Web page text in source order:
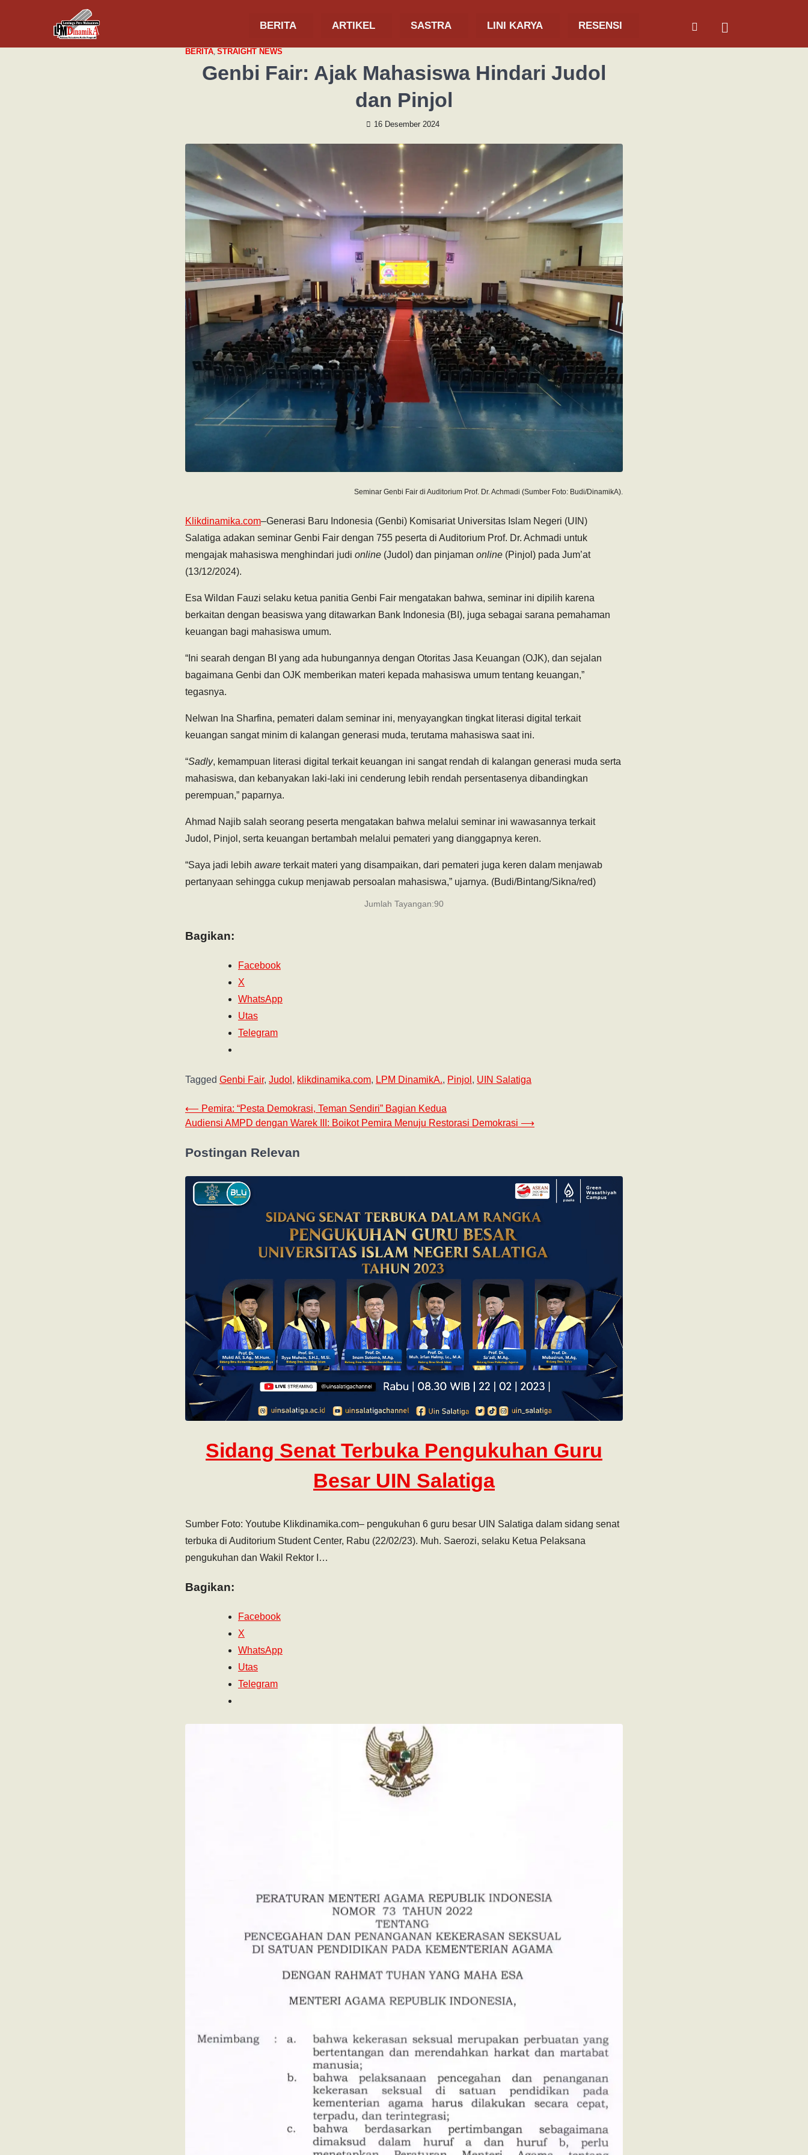
BERITA ARTIKEL SASTRA LINI KARYA RESENSI
BERITA, STRAIGHT NEWS
Genbi Fair: Ajak Mahasiswa Hindari Judol
dan Pinjol
16 Desember 2024
Seminar Genbi Fair di Auditorium Prof. Dr. Achmadi (Sumber Foto: Budi/DinamikA).
Klikdinamika.com–Generasi Baru Indonesia (Genbi) Komisariat Universitas Islam Negeri (UIN)
Salatiga adakan seminar Genbi Fair dengan 755 peserta di Auditorium Prof. Dr. Achmadi untuk
mengajak mahasiswa menghindari judi online (Judol) dan pinjaman online (Pinjol) pada Jum’at
(13/12/2024).
Esa Wildan Fauzi selaku ketua panitia Genbi Fair mengatakan bahwa, seminar ini dipilih karena
berkaitan dengan beasiswa yang ditawarkan Bank Indonesia (BI), juga sebagai sarana pemahaman
keuangan bagi mahasiswa umum.
“Ini searah dengan BI yang ada hubungannya dengan Otoritas Jasa Keuangan (OJK), dan sejalan
bagaimana Genbi dan OJK memberikan materi kepada mahasiswa umum tentang keuangan,”
tegasnya.
Nelwan Ina Sharfina, pemateri dalam seminar ini, menyayangkan tingkat literasi digital terkait
keuangan sangat minim di kalangan generasi muda, terutama mahasiswa saat ini.
“Sadly, kemampuan literasi digital terkait keuangan ini sangat rendah di kalangan generasi muda serta
mahasiswa, dan kebanyakan laki-laki ini cenderung lebih rendah persentasenya dibandingkan
perempuan,” paparnya.
Ahmad Najib salah seorang peserta mengatakan bahwa melalui seminar ini wawasannya terkait
Judol, Pinjol, serta keuangan bertambah melalui pemateri yang dianggapnya keren.
“Saya jadi lebih aware terkait materi yang disampaikan, dari pemateri juga keren dalam menjawab
pertanyaan sehingga cukup menjawab persoalan mahasiswa,” ujarnya. (Budi/Bintang/Sikna/red)
Jumlah Tayangan:90
Bagikan:
Facebook
X
WhatsApp
Utas
Telegram
Tagged Genbi Fair, Judol , klikdinamika.com, LPM DinamikA., Pinjol , UIN Salatiga
⟵ Pemira: “Pesta Demokrasi, Teman Sendiri” Bagian Kedua
Audiensi AMPD dengan Warek III: Boikot Pemira Menuju Restorasi Demokrasi ⟶
Postingan Relevan
Sidang Senat Terbuka Pengukuhan Guru
Besar UIN Salatiga
Sumber Foto: Youtube Klikdinamika.com– pengukuhan 6 guru besar UIN Salatiga dalam sidang senat
terbuka di Auditorium Student Center, Rabu (22/02/23). Muh. Saerozi, selaku Ketua Pelaksana
pengukuhan dan Wakil Rektor I…
Bagikan:
Facebook
X
WhatsApp
Utas
Telegram